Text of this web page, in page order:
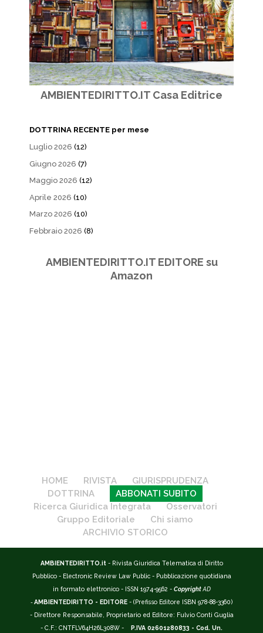
AMBIENTEDIRITTO.IT Casa Editrice
DOTTRINA RECENTE per mese
Luglio 2026 (12)
Giugno 2026 (7)
Maggio 2026 (12)
Aprile 2026 (10)
Marzo 2026 (10)
Febbraio 2026 (8)
AMBIENTEDIRITTO.IT EDITORE su
Amazon
HOME RIVISTA
GIURISPRUDENZA
DOTTRINA
ABBONATI SUBITO
Ricerca Giuridica Integrata
Osservatori
Gruppo Editoriale
Chi siamo
ARCHIVIO STORICO
AMBIENTEDIRITTO.it - Rivista Giuridica Telematica di Diritto
Pubblico - Electronic Review Law Public - Pubblicazione quotidiana
in formato elettronico - ISSN 1974-9562 - Copyright AD
-AMBIENTEDIRITTO - EDITORE - (Prefisso Editore ISBN 978-88-3360)
- Direttore Responsabile, Proprietario ed Editore: Fulvio Conti Guglia
- C.F.: CNTFLV64H26L308W -
P.IVA 02601280833 - Cod. Un.